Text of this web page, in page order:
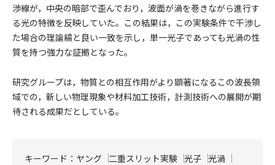
渉線が，中央の暗部で歪んでおり，波面が渦を巻きながら進行す
る光の特徴を反映していた。この結果は，この実験条件で干渉し
た場合の理論縞と良い一致を示し，単一光子であっても光渦の性
質を持つ強力な証拠となった。
研究グループは，物質との相互作用がより顕著になるこの波長領
域での，新しい物理現象や材料加工技術，計測技術への展開が期
待される成果だとしている。
キーワード： ヤング 二重スリット実験 光子 光渦